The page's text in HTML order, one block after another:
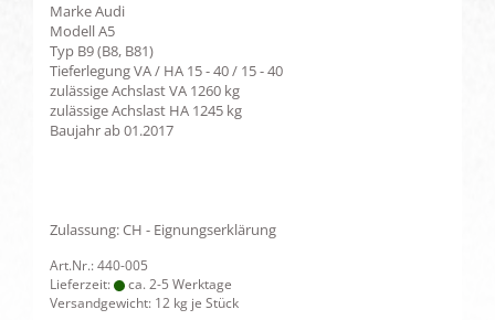
MarkeAudi
ModellA5
Typ B9 (B8, B81)
Tieferlegung VA / HA 15 - 40 / 15 - 40
zulässige Achslast VA 1260 kg
zulässige Achslast HA 1245 kg
Baujahr ab01.2017
Zulassung: CH - Eignungserklärung
Art.Nr.: 440-005
Lieferzeit:
ca. 2-5 Werktage
Versandgewicht: 12 kg je Stück